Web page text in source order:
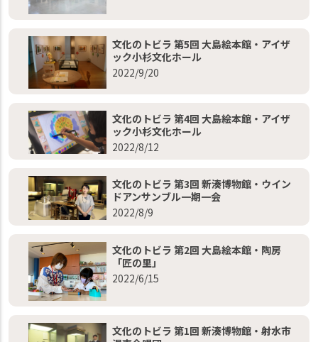
文化のトビラ 第5回 大島絵本館・アイザ
ック小杉文化ホール
2022/9/20
文化のトビラ 第4回 大島絵本館・アイザ
ック小杉文化ホール
2022/8/12
文化のトビラ 第3回 新湊博物館・ウイン
ドアンサンブル一期一会
2022/8/9
文化のトビラ 第2回 大島絵本館・陶房
「匠の里」
2022/6/15
文化のトビラ 第1回 新湊博物館・射水市